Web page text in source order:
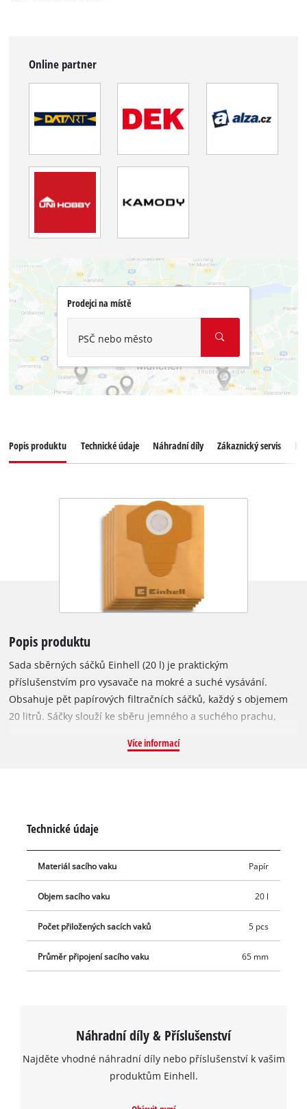
Online partner
Prodejci na místě
PSČ nebo město
Popis produktu Technické údaje Náhradní díly Zákaznický servis
Popis produktu
Sada sběrných sáčků Einhell (20 l) je praktickým
příslušenstvím pro vysavače na mokré a suché vysávání.
Obsahuje pět papírových filtračních sáčků, každý s objemem
20 litrů. Sáčky slouží ke sběru jemného a suchého prachu,
delší dobu. Nejsou vhodné pro vysávání kapalin. Lze je použít
Více informací
Technické údaje
Materiál sacího vaku Papír
Objem sacího vaku 20 l
Počet přiložených sacích vaků 5 pcs
Průměr připojení sacího vaku 65 mm
Náhradní díly & Příslušenství
Najděte vhodné náhradní díly nebo příslušenství k vašim
produktům Einhell.